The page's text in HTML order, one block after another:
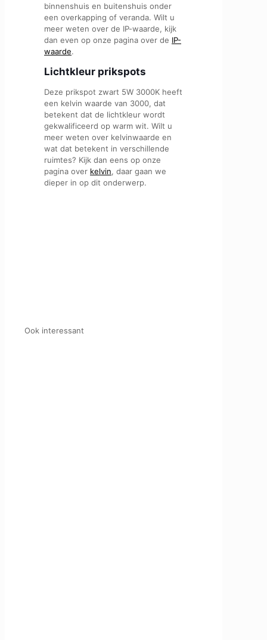
binnenshuis en buitenshuis onder
een overkapping of veranda. Wilt u
meer weten over de IP-waarde, kijk
dan even op onze pagina over de IP-
waarde.
Lichtkleur prikspots
Deze prikspot zwart 5W 3000K heeft
een kelvin waarde van 3000, dat
betekent dat de lichtkleur wordt
gekwalificeerd op warm wit. Wilt u
meer weten over kelvinwaarde en
wat dat betekent in verschillende
ruimtes? Kijk dan eens op onze
pagina over kelvin, daar gaan we
dieper in op dit onderwerp.
Ook interessant